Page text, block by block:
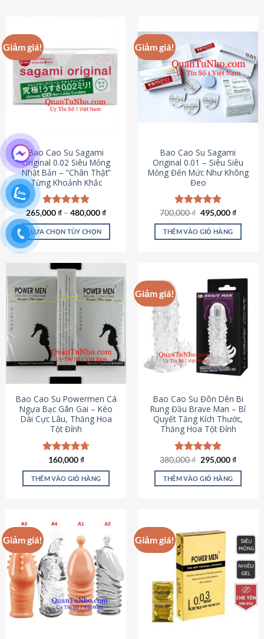
thể
được
chọn
trên
trang
sản
phẩm
Giảm giá!
Bao Cao Su Sagami
Original 0.02 Siêu Mỏng
Nhật Bản – “Chân Thật”
Từng Khoảnh Khắc
Được xếp
hạng4.87
5 sao
265,000₫ – 480,000₫
LỰA CHỌN TÙY CHỌN
này
có
nhiều
biến
thể.
Các
tùy
chọn
có
chọn
trên
trang
sản
phẩm
Giảm giá!
Bao Cao Su Sagami
Original 0.01 – Siêu Siêu
Mỏng Đến Mức Như Không
Đeo
Được xếp
hạng4.83
5 sao
700,000₫ Giá
là:
700,000 ₫.
495,000₫Giá
tại
THÊM VÀO GIỎ HÀNG
Bao Cao Su Powermen Cá
Ngựa Bạc Gân Gai – Kéo
Dài Cực Lâu, Thăng Hoa
Tột Đỉnh
Được xếp
hạng4.73
5 sao
160,000₫
THÊM VÀO GIỎ HÀNG
Giảm giá!
Bao Cao Su Đôn Dên Bi
Rung Đầu Brave Man – Bí
Quyết Tăng Kích Thước,
Thăng Hoa Tột Đỉnh
Được xếp
hạng5.00
5 sao
380,000₫ Giá
là:
380,000 ₫.
295,000₫Giá
tại
THÊM VÀO GIỎ HÀNG
Giảm giá! Giảm giá!